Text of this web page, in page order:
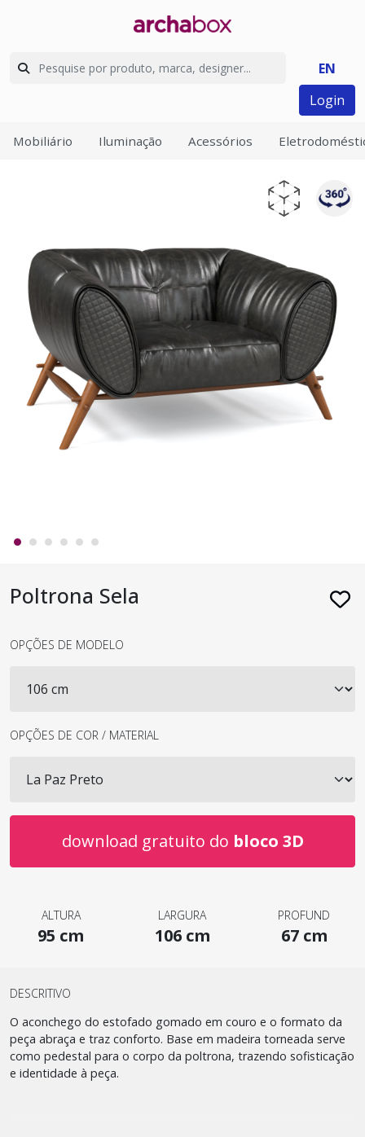
EN
Login
Mobiliário Iluminação Acessórios
Poltrona Sela
OPÇÕES DE MODELO
OPÇÕES DE COR / MATERIAL
download gratuito do bloco 3D
ALTURA
95 cm
LARGURA
106 cm
PROFUND
67 cm
DESCRITIVO
O aconchego do estofado gomado em couro e o formato da
peça abraça e traz conforto. Base em madeira torneada serve
como pedestal para o corpo da poltrona, trazendo sofisticação
e identidade à peça.